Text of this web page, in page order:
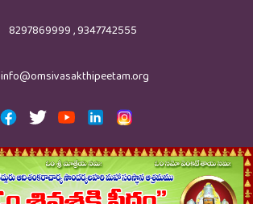
8297869999 , 9347742555
info@omsivasakthipeetam.org